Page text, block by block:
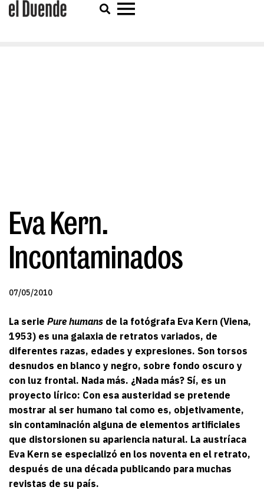
Eva Kern.
Incontaminados
07/05/2010
La serie Pure humans de la fotógrafa Eva Kern (Viena,
1953) es una galaxia de retratos variados, de
diferentes razas, edades y expresiones. Son torsos
desnudos en blanco y negro, sobre fondo oscuro y
con luz frontal. Nada más. ¿Nada más? Sí, es un
proyecto lírico: Con esa austeridad se pretende
mostrar al ser humano tal como es, objetivamente,
sin contaminación alguna de elementos artificiales
que distorsionen su apariencia natural. La austríaca
Eva Kern se especializó en los noventa en el retrato,
después de una década publicando para muchas
revistas de su país.